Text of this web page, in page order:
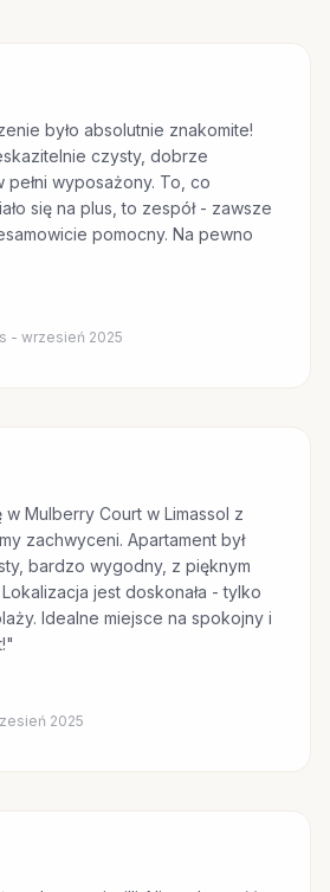
było absolutnie znakomite!
czysty, dobrze
pełni wyposażony. To, co
się na plus, to zespół - zawsze
pomocny. Na pewno
- wrzesień 2025
w Mulberry Court w Limassol z
zachwyceni. Apartament był
bardzo wygodny, z pięknym
jest doskonała - tylko
Idealne miejsce na spokojny i
2025